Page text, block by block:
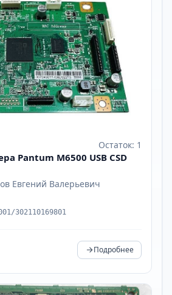
Остаток: 1
Pantum M6500 USB CSD
Евгений Валерьевич
302110169801
Подробнее